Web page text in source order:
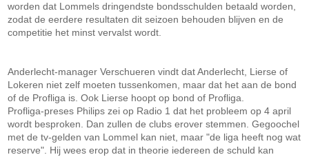
worden dat Lommels dringendste bondsschulden betaald worden,
zodat de eerdere resultaten dit seizoen behouden blijven en de
competitie het minst vervalst wordt.
Anderlecht-manager Verschueren vindt dat Anderlecht, Lierse of
Lokeren niet zelf moeten tussenkomen, maar dat het aan de bond
of de Profliga is. Ook Lierse hoopt op bond of Profliga.
Profliga-preses Philips zei op Radio 1 dat het probleem op 4 april
wordt besproken. Dan zullen de clubs erover stemmen. Gegoochel
met de tv-gelden van Lommel kan niet, maar "de liga heeft nog wat
reserve". Hij wees erop dat in theorie iedereen de schuld kan